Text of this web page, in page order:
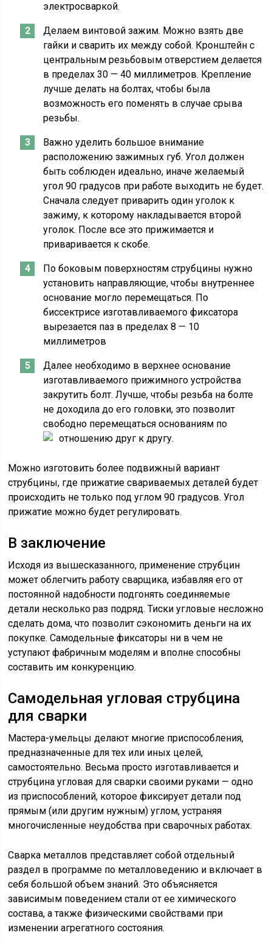
электросваркой.
Делаем винтовой зажим. Можно взять две
гайки и сварить их между собой. Кронштейн с
центральным резьбовым отверстием делается
в пределах 30 — 40 миллиметров. Крепление
лучше делать на болтах, чтобы была
возможность его поменять в случае срыва
резьбы.
Важно уделить большое внимание
расположению зажимных губ. Угол должен
быть соблюден идеально, иначе желаемый
угол 90 градусов при работе выходить не будет.
Сначала следует приварить один уголок к
зажиму, к которому накладывается второй
уголок. После все это прижимается и
приваривается к скобе.
По боковым поверхностям струбцины нужно
установить направляющие, чтобы внутреннее
основание могло перемещаться. По
биссектрисе изготавливаемого фиксатора
вырезается паз в пределах 8 — 10
миллиметров
Далее необходимо в верхнее основание
изготавливаемого прижимного устройства
закрутить болт. Лучше, чтобы резьба на болте
не доходила до его головки, это позволит
свободно перемещаться основаниям по
отношению друг к другу.
Можно изготовить более подвижный вариант
струбцины, где прижатие свариваемых деталей будет
происходить не только под углом 90 градусов. Угол
прижатие можно будет регулировать.
В заключение
Исходя из вышесказанного, применение струбцин
может облегчить работу сварщика, избавляя его от
постоянной надобности подгонять соединяемые
детали несколько раз подряд. Тиски угловые несложно
сделать дома, что позволит сэкономить деньги на их
покупке. Самодельные фиксаторы ни в чем не
уступают фабричным моделям и вполне способны
составить им конкуренцию.
Самодельная угловая струбцина
для сварки
Мастера-умельцы делают многие приспособления,
предназначенные для тех или иных целей,
самостоятельно. Весьма просто изготавливается и
струбцина угловая для сварки своими руками — одно
из приспособлений, которое фиксирует детали под
прямым (или другим нужным) углом, устраняя
многочисленные неудобства при сварочных работах.
Сварка металлов представляет собой отдельный
раздел в программе по металловедению и включает в
себя большой объем знаний. Это объясняется
зависимым поведением стали от ее химического
состава, а также физическими свойствами при
изменении агрегатного состояния.